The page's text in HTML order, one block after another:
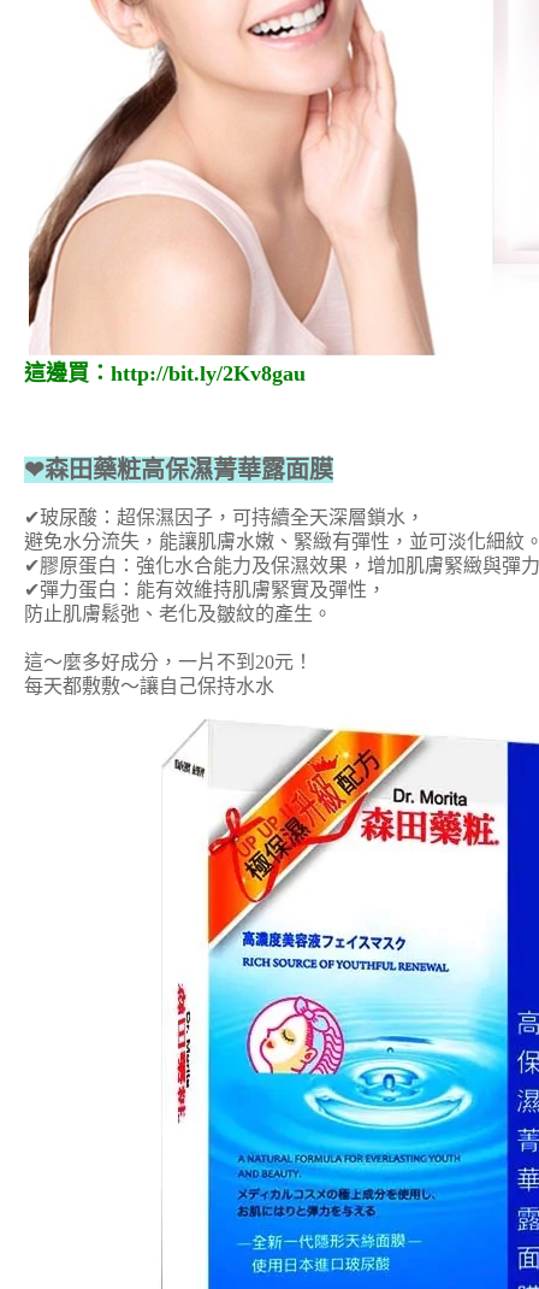
這邊買： http://bit.ly/2Kv8gau
❤森田藥粧高保濕菁華露面膜
✔玻尿酸：超保濕因子，可持續全天深層鎖水，
避免水分流失，能讓肌膚水嫩、緊緻有彈性，並可淡化細紋
✔膠原蛋白：強化水合能力及保濕效果，增加肌膚緊緻與彈
✔彈力蛋白：能有效維持肌膚緊實及彈性，
防止肌膚鬆弛、老化及皺紋的產生。
這～麼多好成分，一片不到20元！
每天都敷敷～讓自己保持水水